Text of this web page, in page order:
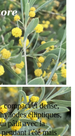
compact et dense,
elliptiques,
pâlit avec la
l'été mais